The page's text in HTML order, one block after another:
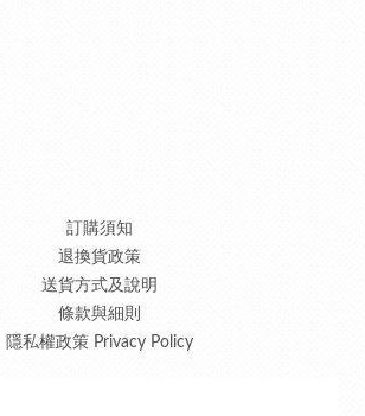
訂購須知
退換貨政策
送貨方式及說明
條款與細則
隱私權政策 Privacy Policy